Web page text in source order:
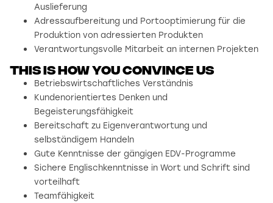
Auslieferung
Adressaufbereitung und Portooptimierung für die
Produktion von adressierten Produkten
Verantwortungsvolle Mitarbeit an internen Projekten
This is how you convince us
Betriebswirtschaftliches Verständnis
Kundenorientiertes Denken und
Begeisterungsfähigkeit
Bereitschaft zu Eigenverantwortung und
selbständigem Handeln
Gute Kenntnisse der gängigen EDV-Programme
Sichere Englischkenntnisse in Wort und Schrift sind
vorteilhaft
Teamfähigkeit